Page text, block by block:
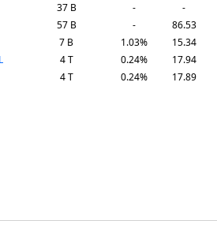
37 B - -
57 B - 86.53
7 B 1.03% 15.34
4 T 0.24% 17.94
4 T 0.24% 17.89